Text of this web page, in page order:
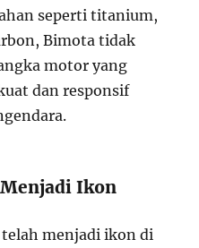
seperti titanium,
Bimota tidak
motor yang
dan responsif
Ikon
menjadi ikon di